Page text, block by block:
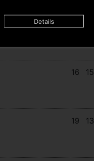
Details
16 15
19 13